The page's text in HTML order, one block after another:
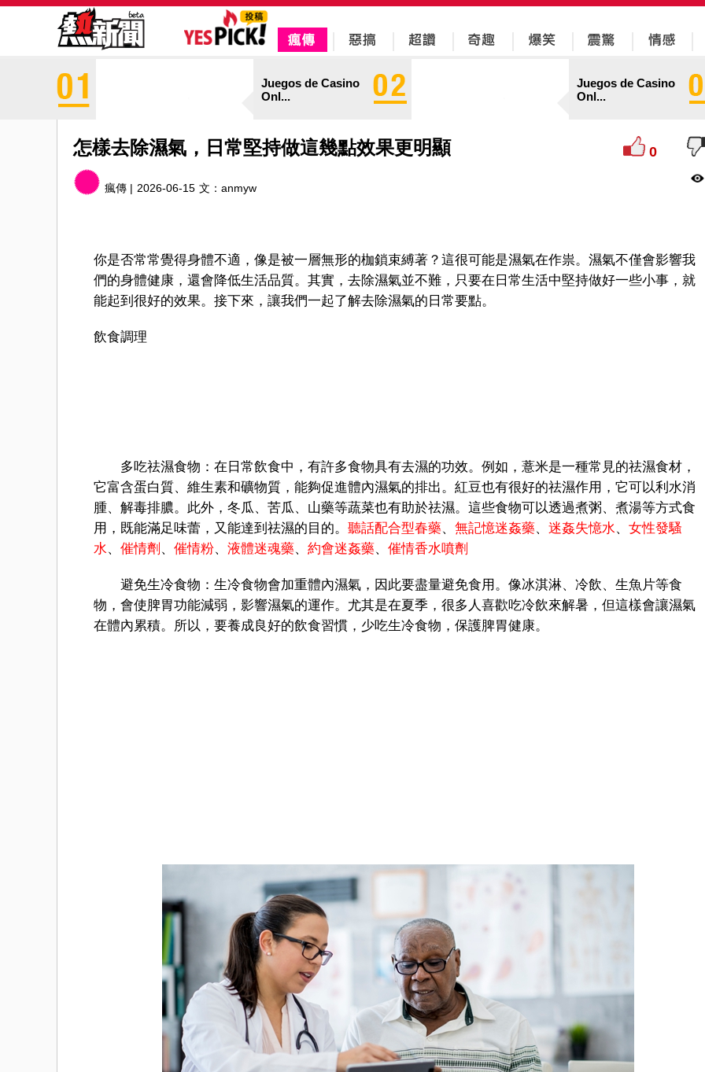
Juegos de Casino
Onl...
Juegos de Casino
Onl...
怎樣去除濕氣，日常堅持做這幾點效果更明顯 0
瘋傳 | 2026-06-15 文： anmyw
你是否常常覺得身體不適，像是被一層無形的枷鎖束縛著？這很可能是濕氣在作祟。濕氣不僅會影響我
們的身體健康，還會降低生活品質。其實，去除濕氣並不難，只要在日常生活中堅持做好一些小事，就
能起到很好的效果。接下來，讓我們一起了解去除濕氣的日常要點。
飲食調理
多吃祛濕食物：在日常飲食中，有許多食物具有去濕的功效。例如，薏米是一種常見的祛濕食材，
它富含蛋白質、維生素和礦物質，能夠促進體內濕氣的排出。紅豆也有很好的祛濕作用，它可以利水消
腫、解毒排膿。此外，冬瓜、苦瓜、山藥等蔬菜也有助於祛濕。這些食物可以透過煮粥、煮湯等方式食
用，既能滿足味蕾，又能達到祛濕的目的。 聽話配合型春藥、 無記憶迷姦藥、 迷姦失憶水、 女性發騷
水、 催情劑 、 催情粉、 液體迷魂藥、 約會迷姦藥、 催情香水噴劑
避免生冷食物：生冷食物會加重體內濕氣，因此要盡量避免食用。像冰淇淋、冷飲、生魚片等食
物，會使脾胃功能減弱，影響濕氣的運作。尤其是在夏季，很多人喜歡吃冷飲來解暑，但這樣會讓濕氣
在體內累積。所以，要養成良好的飲食習慣，少吃生冷食物，保護脾胃健康。